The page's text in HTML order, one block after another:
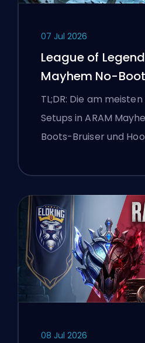
07 Jul 2026
League of
Mayhem No-
TL;DR: Die am
Setups in ARAM
Boots-Bruiser und
08 Jul 2026